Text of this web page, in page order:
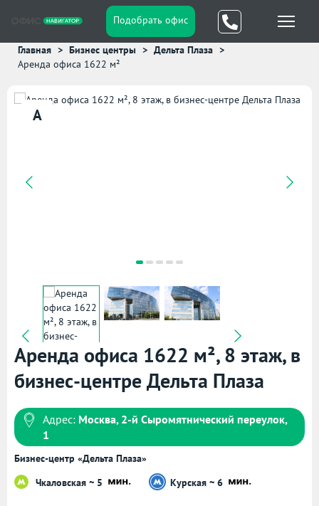
Подобрать офис
Главная Бизнес центры
Дельта Плаза
Аренда офиса 1622 м²
A
Аренда офиса 1622 м², 8 этаж, в
бизнес-центре Дельта Плаза
Адрес: Москва, 2-й Сыромятнический переулок,
1
Бизнес-центр «Дельта Плаза»
Чкаловская ~ 5
Курская ~ 6